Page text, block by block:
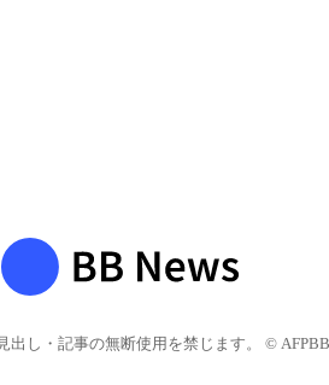
出し・記事の無断使用を禁じます。 © AFPBB